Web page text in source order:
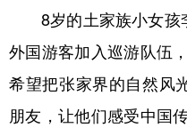
8岁的土家族小女孩
外国游客加入巡游队伍
希望把张家界的自然风
朋友，让他们感受中国